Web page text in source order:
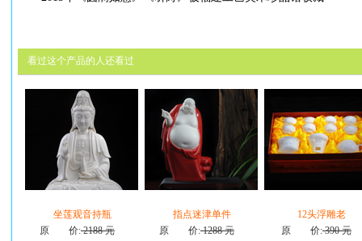
看过这个产品的人还看过
坐莲观音持瓶
原 价:2188 元
指点迷津单件
原 价:1288 元
12头浮雕老
原 价:390 元